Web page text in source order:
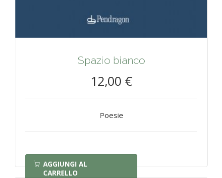
Spazio bianco
12,00 €
Poesie
AGGIUNGI AL
CARRELLO